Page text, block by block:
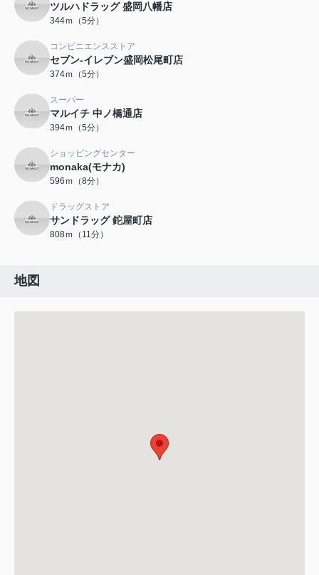
ツルハドラッグ 盛岡八幡店
344ｍ（5分）
コンビニエンスストア
セブン-イレブン盛岡松尾町店
374ｍ（5分）
スーパー
マルイチ 中ノ橋通店
394ｍ（5分）
ショッピングセンター
monaka(モナカ)
596ｍ（8分）
ドラッグストア
サンドラッグ 鉈屋町店
808ｍ（11分）
地図